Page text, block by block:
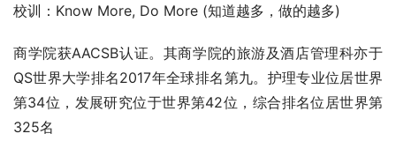
校训：Know More, Do More (知道越多，做的越多)
商学院获AACSB认证。其商学院的旅游及酒店管理科亦于
QS世界大学排名2017年全球排名第九。护理专业位居世界
第34位，发展研究位于世界第42位，综合排名位居世界第
325名